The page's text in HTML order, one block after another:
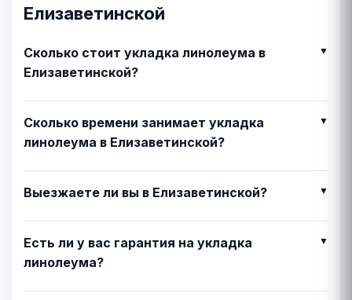
Елизаветинской
Сколько стоит укладка линолеума в
Елизаветинской?
Сколько времени занимает укладка
линолеума в Елизаветинской?
Выезжаете ли вы в Елизаветинской?
Есть ли у вас гарантия на укладка
линолеума?